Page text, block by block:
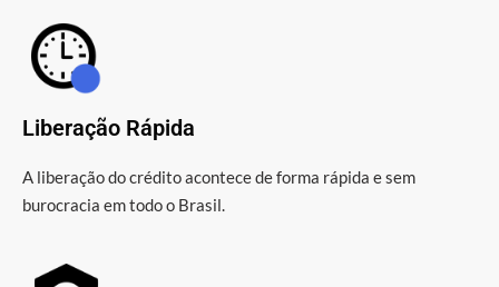
Liberação Rápida
A liberação do crédito acontece de forma rápida e sem
burocracia em todo o Brasil.